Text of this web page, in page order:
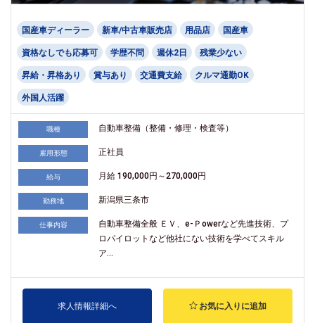
国産車ディーラー 新車/中古車販売店 用品店 国産車
資格なしでも応募可 学歴不問 週休2日 残業少ない
昇給・昇格あり 賞与あり 交通費支給 クルマ通勤OK
外国人活躍
職種 自動車整備（整備・修理・検査等）
雇用形態 正社員
給与 月給 190,000円～270,000円
勤務地 新潟県三条市
仕事内容
自動車整備全般 ＥＶ、e-Ｐowerなど先進技術、プ
ロパイロットなど他社にない技術を学べてスキル
ア...
求人情報詳細へ お気に入りに追加